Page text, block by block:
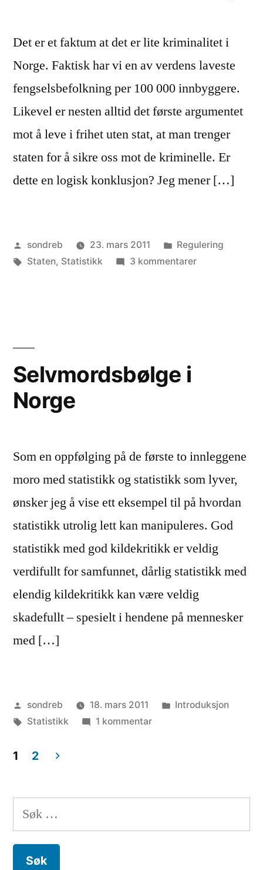
Det er et faktum at det er lite kriminalitet i
Norge. Faktisk har vi en av verdens laveste
fengselsbefolkning per 100 000 innbyggere.
Likevel er nesten alltid det første argumentet
mot å leve i frihet uten stat, at man trenger
staten for å sikre oss mot de kriminelle. Er
dette en logisk konklusjon? Jeg mener […]
Publisert
av
sondreb 23. mars 2011
Publisert
i
Regulering
Stikkord:
Staten, Statistikk 3 kommentarertil
Selvmordsbølge i
Norge
Som en oppfølging på de første to innleggene
moro med statistikk og statistikk som lyver,
ønsker jeg å vise ett eksempel til på hvordan
statistikk utrolig lett kan manipuleres. God
statistikk med god kildekritikk er veldig
verdifullt for samfunnet, dårlig statistikk med
elendig kildekritikk kan være veldig
skadefullt – spesielt i hendene på mennesker
med […]
Publisert
av
sondreb 18. mars 2011
Publisert
Introduksjon
Stikkord:
Statistikk 1 kommentartil
1 2
Søk
etter: